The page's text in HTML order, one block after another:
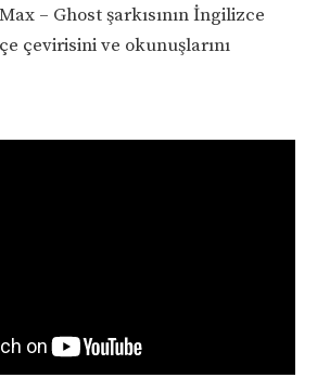
– Ghost şarkısının İngilizce
çevirisini ve okunuşlarını